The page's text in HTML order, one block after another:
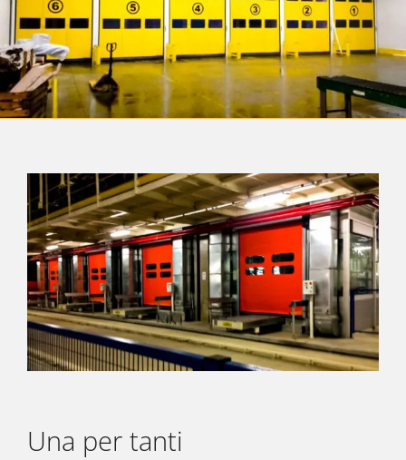
Una per tanti